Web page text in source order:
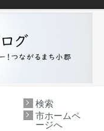
検索
市ホームペ
ージへ